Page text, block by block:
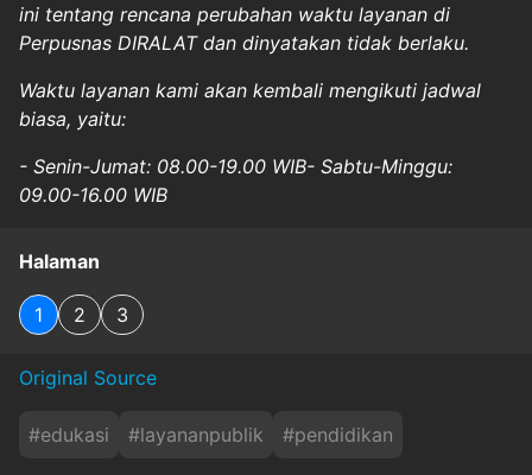
ini tentang rencana perubahan waktu layanan di
Perpusnas DIRALAT dan dinyatakan tidak berlaku.
Waktu layanan kami akan kembali mengikuti jadwal
biasa, yaitu:
- Senin-Jumat: 08.00-19.00 WIB- Sabtu-Minggu:
09.00-16.00 WIB
Halaman
1 2 3
Original Source
#edukasi #layananpublik #pendidikan